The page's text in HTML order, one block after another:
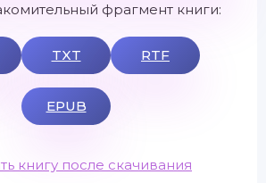
фрагмент книги:
TXT RTF
EPUB
книгу после скачивания